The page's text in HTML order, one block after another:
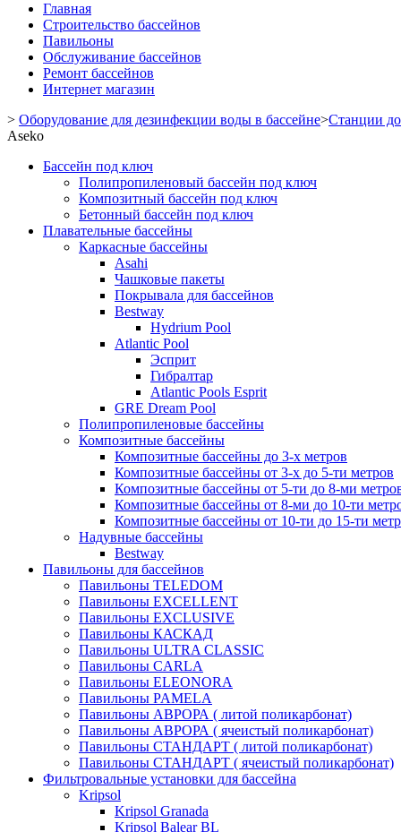
Главная
Строительство бассейнов
Павильоны
Обслуживание бассейнов
Ремонт бассейнов
Интернет магазин
> Оборудование для дезинфекции воды в бассейне>Станции
Aseko
Бассейн под ключ
Полипропиленовый бассейн под ключ
Композитный бассейн под ключ
Бетонный бассейн под ключ
Плавательные бассейны
Каркасные бассейны
Asahi
Чашковые пакеты
Покрывала для бассейнов
Bestway
Hydrium Pool
Atlantic Pool
Эсприт
Гибралтар
Atlantic Pools Esprit
GRE Dream Pool
Полипропиленовые бассейны
Композитные бассейны
Композитные бассейны до 3-х метров
Композитные бассейны от 3-х до 5-ти метров
Композитные бассейны от 5-ти до 8-ми
Композитные бассейны от 8-ми до 10-ти
Композитные бассейны от 10-ти до 15-ти
Надувные бассейны
Bestway
Павильоны для бассейнов
Павильоны TELEDOM
Павильоны EXCELLENT
Павильоны EXCLUSIVE
Павильоны КАСКАД
Павильоны ULTRA CLASSIC
Павильоны CARLA
Павильоны ELEONORA
Павильоны PAMELA
Павильоны АВРОРА ( литой поликарбонат)
Павильоны АВРОРА ( ячеистый поликарбонат)
Павильоны СТАНДАРТ ( литой поликарбонат)
Павильоны СТАНДАРТ ( ячеистый поликарбонат)
Фильтровальные установки для бассейна
Kripsol
Kripsol Granada
Kripsol Balear BL